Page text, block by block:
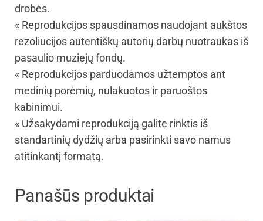
drobės.
« Reprodukcijos spausdinamos naudojant aukštos
rezoliucijos autentiškų autorių darbų nuotraukas iš
pasaulio muziejų fondų.
« Reprodukcijos parduodamos užtemptos ant
medinių porėmių, nulakuotos ir paruoštos
kabinimui.
« Užsakydami reprodukciją galite rinktis iš
standartinių dydžių arba pasirinkti savo namus
atitinkantį formatą.
Panašūs produktai